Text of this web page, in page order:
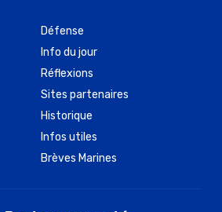
Défense
Info du jour
Réflexions
Sites partenaires
Historique
Infos utiles
Brèves Marines